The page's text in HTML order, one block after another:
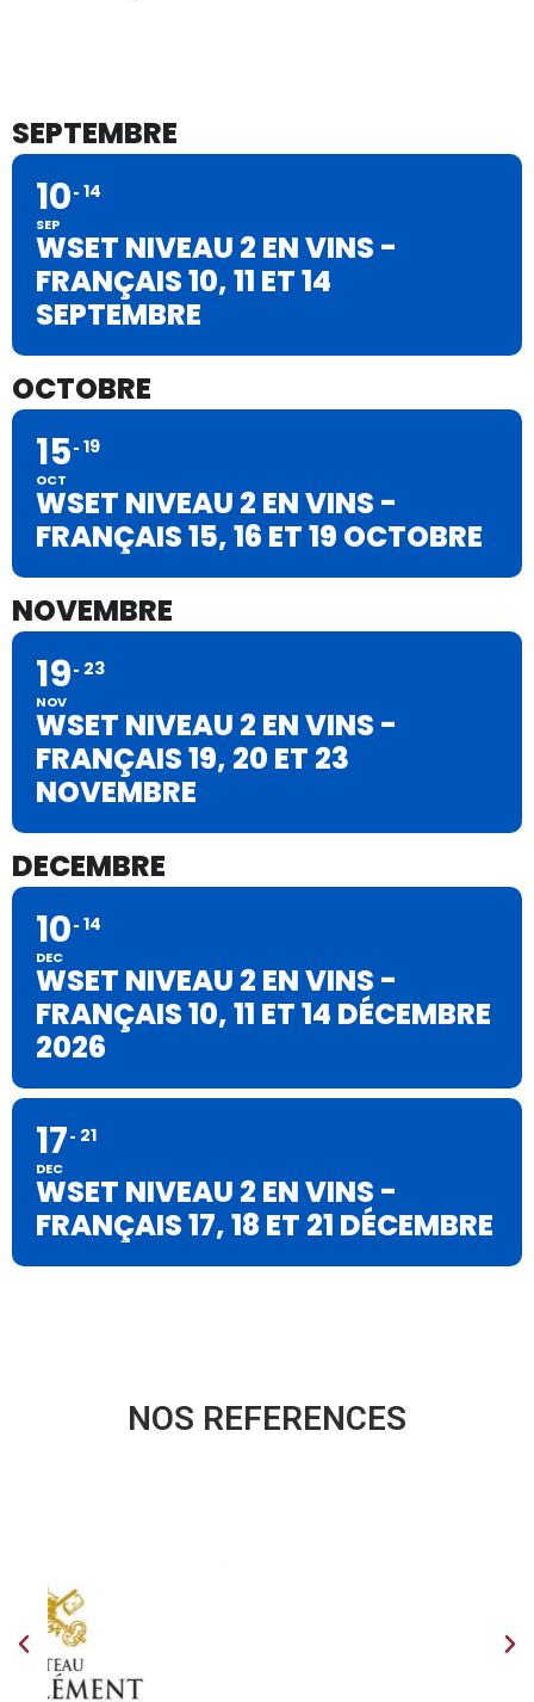
SEPTEMBRE
10
SEP
14
WSET NIVEAU 2 EN VINS -
FRANÇAIS 10, 11 ET 14
SEPTEMBRE
OCTOBRE
15
OCT
19
WSET NIVEAU 2 EN VINS -
FRANÇAIS 15, 16 ET 19 OCTOBRE
NOVEMBRE
19
NOV
23
WSET NIVEAU 2 EN VINS -
FRANÇAIS 19, 20 ET 23
NOVEMBRE
DECEMBRE
10
DEC
14
WSET NIVEAU 2 EN VINS -
FRANÇAIS 10, 11 ET 14 DÉCEMBRE
2026
17
DEC
21
WSET NIVEAU 2 EN VINS -
FRANÇAIS 17, 18 ET 21 DÉCEMBRE
NOS REFERENCES